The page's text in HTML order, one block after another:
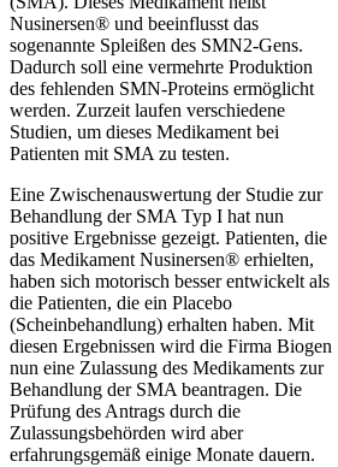
Nusinersen® und beeinflusst das
sogenannte Spleißen des SMN2-Gens.
Dadurch soll eine vermehrte Produktion
des fehlenden SMN-Proteins ermöglicht
werden. Zurzeit laufen verschiedene
Studien, um dieses Medikament bei
Patienten mit SMA zu testen.
Eine Zwischenauswertung der Studie zur
Behandlung der SMA Typ I hat nun
positive Ergebnisse gezeigt. Patienten, die
das Medikament Nusinersen® erhielten,
haben sich motorisch besser entwickelt als
die Patienten, die ein Placebo
(Scheinbehandlung) erhalten haben. Mit
diesen Ergebnissen wird die Firma Biogen
nun eine Zulassung des Medikaments zur
Behandlung der SMA beantragen. Die
Prüfung des Antrags durch die
Zulassungsbehörden wird aber
erfahrungsgemäß einige Monate dauern.